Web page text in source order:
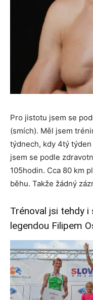
Pro jistotu jsem se
(smích). Měl jsem
týdnech, kdy 4tý
jsem se podle
105hodin. Cca 80 km
běhu. Takže žádný
Trénoval jsi tehdy
legendou Filipem